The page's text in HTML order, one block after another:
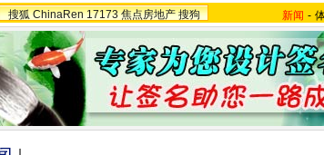
搜狐 ChinaRen 17173 焦点房地产 搜狗 新闻 -